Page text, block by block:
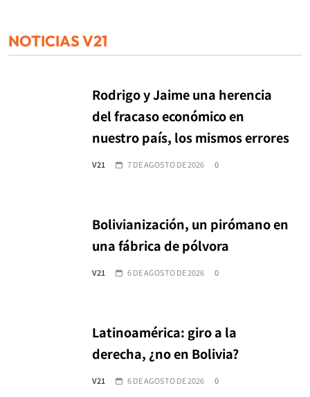
NOTICIAS V21
Rodrigo y Jaime una herencia
del fracaso económico en
nuestro país, los mismos errores
V21 7 DE AGOSTO DE 2026 0
Bolivianización, un pirómano en
una fábrica de pólvora
V21 6 DE AGOSTO DE 2026 0
Latinoamérica: giro a la
derecha, ¿no en Bolivia?
V21 6 DE AGOSTO DE 2026 0